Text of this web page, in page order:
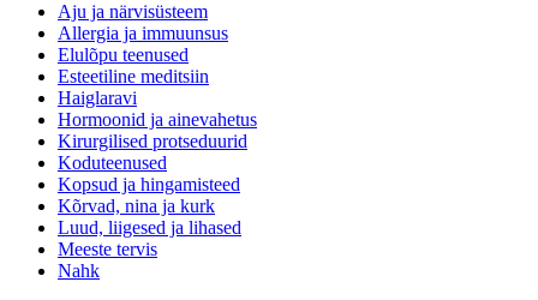
Aju ja närvisüsteem
Allergia ja immuunsus
Elulõpu teenused
Esteetiline meditsiin
Haiglaravi
Hormoonid ja ainevahetus
Kirurgilised protseduurid
Koduteenused
Kopsud ja hingamisteed
Kõrvad, nina ja kurk
Luud, liigesed ja lihased
Meeste tervis
Nahk